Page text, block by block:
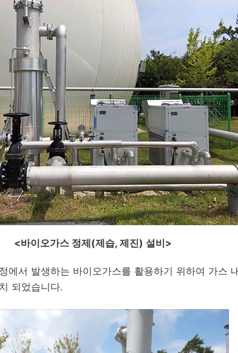
<바이오가스 정제(제습, 제진) 설비>
에서 발생하는 바이오가스를 활용하기 위하여 가스
되었습니다.